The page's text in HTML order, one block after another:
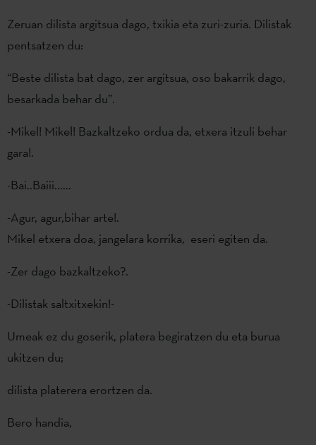
Zeruan dilista argitsua dago, txikia eta zuri-zuria. Dilistak
pentsatzen du:
“Beste dilista bat dago, zer argitsua, oso bakarrik dago,
besarkada behar du”.
-Mikel! Mikel! Bazkaltzeko ordua da, etxera itzuli behar
gara!.
-Bai..Baiii......
-Agur, agur,bihar arte!.
Mikel etxera doa, jangelara korrika, eseri egiten da.
-Zer dago bazkaltzeko?.
-Dilistak saltxitxekin!-
Umeak ez du goserik, platera begiratzen du eta burua
ukitzen du;
dilista platerera erortzen da.
Bero handia,